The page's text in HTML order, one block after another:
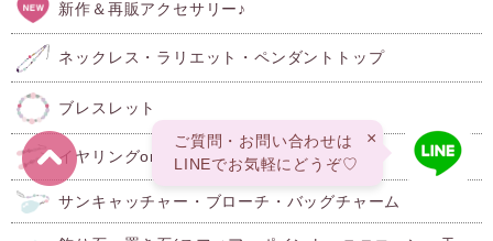
新作＆再販アクセサリー♪
ネックレス・ラリエット・ペンダントトップ
ブレスレット
イヤリングorピアス
サンキャッチャー・ブローチ・バッグチャーム
ご質問・お問い合わせは
LINEでお気軽にどうぞ♡
×